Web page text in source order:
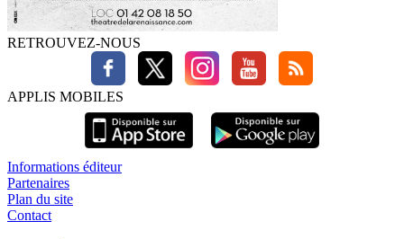
RETROUVEZ-NOUS
APPLIS MOBILES
Informations éditeur
Partenaires
Plan du site
Contact